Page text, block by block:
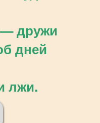
— дружи
дней
лжи.